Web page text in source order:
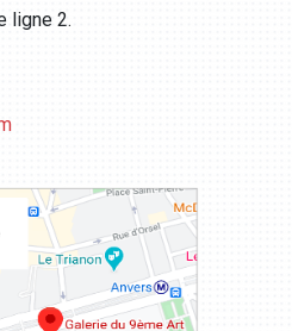
ligne 2.